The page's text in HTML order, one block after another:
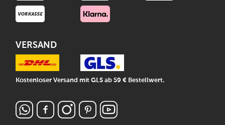
VERSAND
Kostenloser Versand mit GLS ab 59 € Bestellwert.